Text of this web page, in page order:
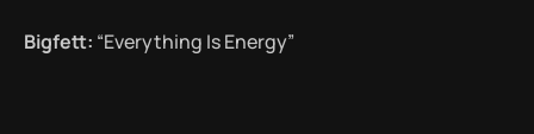
Bigfett: “Everything Is Energy”